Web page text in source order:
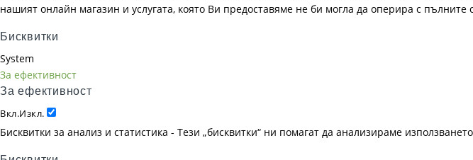
нашият онлайн магазин и услугата, която Ви предоставяме не би могла да оперира с
Бисквитки
System
За ефективност
За ефективност
Вкл.Изкл.
Бисквитки за анализ и статистика - Тези „бисквитки“ ни помагат да анализираме